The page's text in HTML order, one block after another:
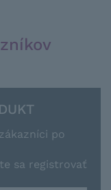
po
sa registrovať